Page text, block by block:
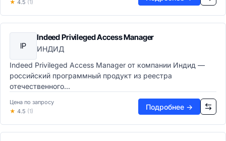
CMS-системы
Headless CMS
Конструкторы сайтов
DXP платформы
Обработка документов
Генерация документов
OCR системы
PDF-редакторы
Электронная подпись
★ 4.5 (1)
IP
Indeed Privileged Access Manager
ИНДИД
Indeed Privileged Access Manager от компании Индид —
российский программный продукт из реестра
отечественного...
Цена по запросу
★ 4.5 (1)
Подробнее →